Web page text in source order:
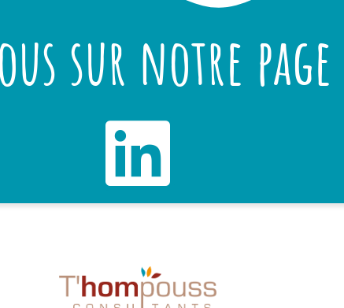
sur notre